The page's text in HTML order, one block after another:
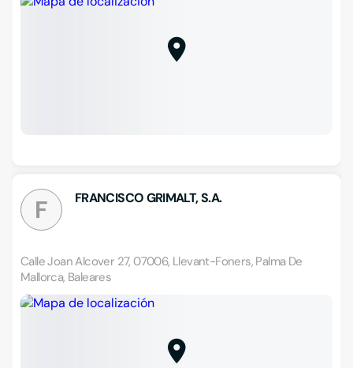
F FRANCISCO GRIMALT, S.A.
Calle Joan Alcover 27, 07006, Llevant-Foners, Palma De
Mallorca, Baleares